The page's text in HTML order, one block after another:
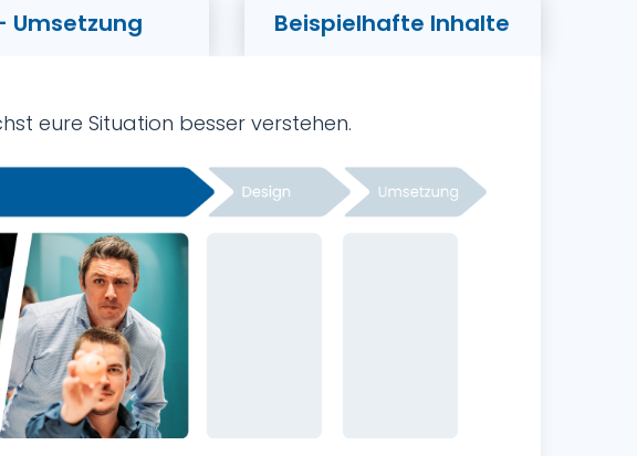
Umsetzung Beispielhafte Inhalte
eure Situation besser verstehen.